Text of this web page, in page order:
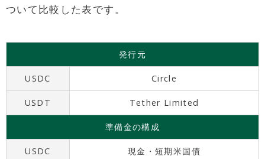
ついて比較した表です。
発行元
USDC Circle
USDT Tether Limited
準備金の構成
USDC 現金・短期米国債